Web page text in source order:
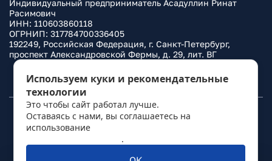
Индивидуальный предприниматель Асадуллин Ринат
Расимович
ИНН: 110603860118
ОГРНИП: 317784700336405
192249, Российская Федерация, г. Санкт-Петербург,
проспект Александровской Фермы, д. 29, лит. ВГ
Политика конфиденциальности
© 2010– 2026Фаркоп.ру
Используем куки и рекомендательные
технологии
Это чтобы сайт работал лучше.
Оставаясь с нами, вы соглашаетесь на
использование
.